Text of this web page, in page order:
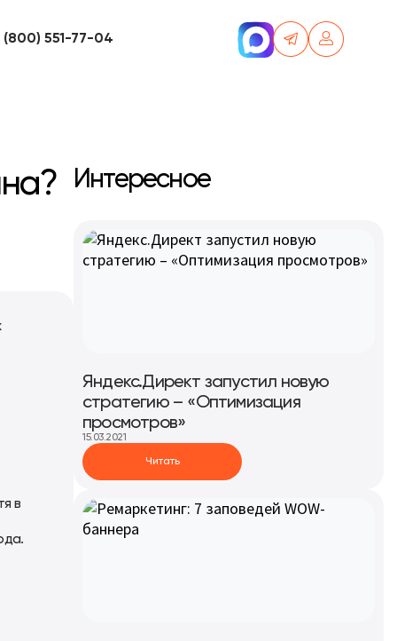
(800) 551-77-04
в
Интересное
Яндекс.Директ запустил новую
стратегию – «Оптимизация
просмотров»
15.03.2021
Читать